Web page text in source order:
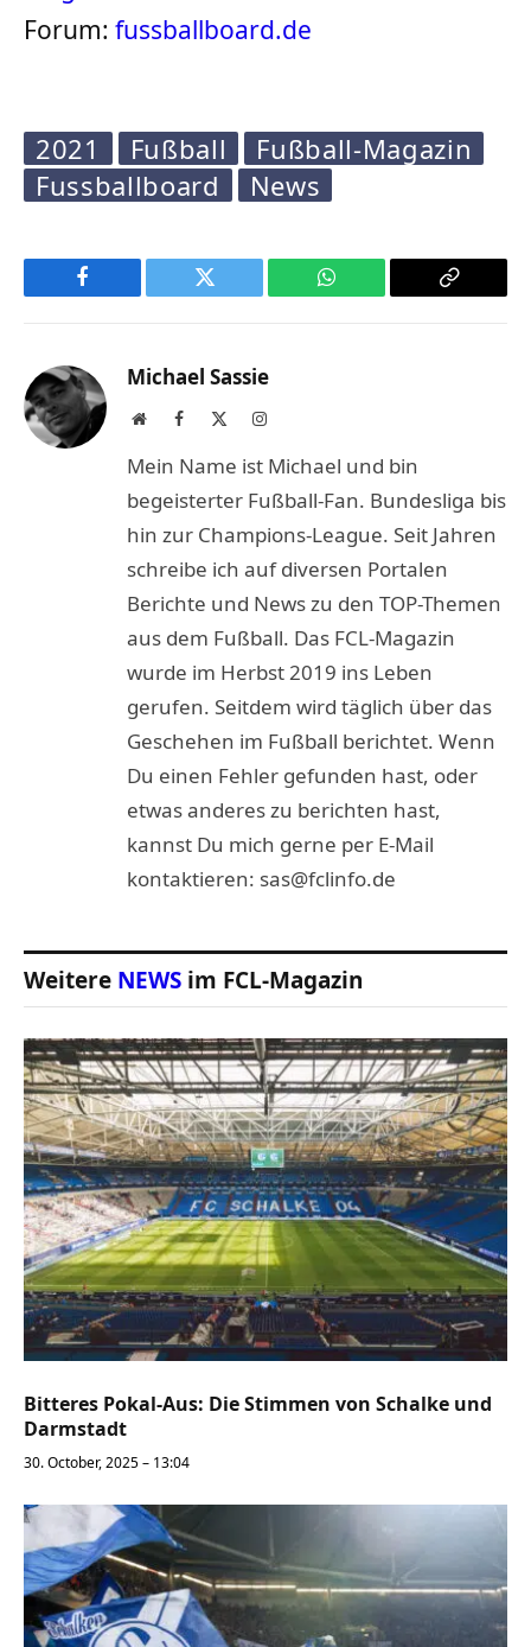
Forum: fussballboard.de
2021 Fußball
Fußball-Magazin
Fussballboard
News
Facebook Twitter WhatsApp
Copy
Michael Sassie
WebsiteFacebook Instagram
Mein Name ist Michael und bin
begeisterter Fußball-Fan. Bundesliga bis
hin zur Champions-League. Seit Jahren
schreibe ich auf diversen Portalen
Berichte und News zu den TOP-Themen
aus dem Fußball. Das FCL-Magazin
wurde im Herbst 2019 ins Leben
gerufen. Seitdem wird täglich über das
Geschehen im Fußball berichtet. Wenn
Du einen Fehler gefunden hast, oder
etwas anderes zu berichten hast,
kannst Du mich gerne per E-Mail
kontaktieren: sas@fclinfo.de
Weitere NEWS im FCL-Magazin
Bitteres Pokal-Aus: Die Stimmen von Schalke und
Darmstadt
30. October, 2025 – 13:04